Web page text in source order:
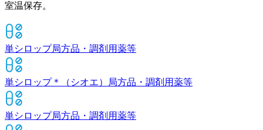
室温保存。
単シロップ局方品・調剤用薬等
単シロップ＊（シオエ） 局方品・調剤用薬等
単シロップ局方品・調剤用薬等